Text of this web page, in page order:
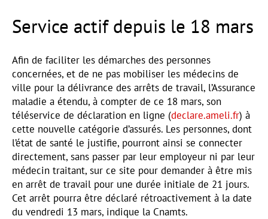
Service actif depuis le 18 mars
Afin de faciliter les démarches des personnes
concernées, et de ne pas mobiliser les médecins de
ville pour la délivrance des arrêts de travail, l’Assurance
maladie a étendu, à compter de ce 18 mars, son
téléservice de déclaration en ligne (declare.ameli.fr) à
cette nouvelle catégorie d’assurés. Les personnes, dont
l’état de santé le justifie, pourront ainsi se connecter
directement, sans passer par leur employeur ni par leur
médecin traitant, sur ce site pour demander à être mis
en arrêt de travail pour une durée initiale de 21 jours.
Cet arrêt pourra être déclaré rétroactivement à la date
du vendredi 13 mars, indique la Cnamts.